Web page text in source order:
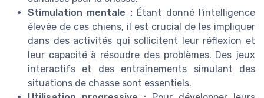
Stimulation mentale :Étant donné l'intelligence
élevée de ces chiens, il est crucial de les impliquer
dans des activités qui sollicitent leur réflexion et
leur capacité à résoudre des problèmes. Des jeux
interactifs et des entraînements simulant des
situations de chasse sont essentiels.